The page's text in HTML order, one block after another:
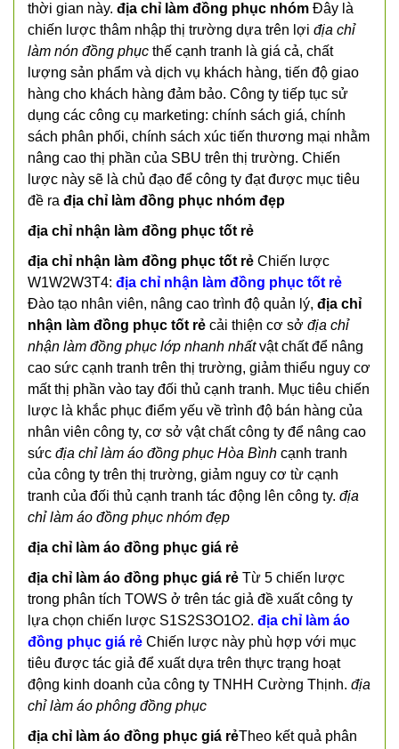
thời gian này. địa chỉ làm đồng phục nhóm Đây là
chiến lược thâm nhập thị trường dựa trên lợi địa chỉ
làm nón đồng phục thế cạnh tranh là giá cả, chất
lượng sản phẩm và dịch vụ khách hàng, tiến độ giao
hàng cho khách hàng đảm bảo. Công ty tiếp tục sử
dụng các công cụ marketing: chính sách giá, chính
sách phân phối, chính sách xúc tiến thương mại nhằm
nâng cao thị phần của SBU trên thị trường. Chiến
lược này sẽ là chủ đạo để công ty đạt được mục tiêu
đề ra địa chỉ làm đồng phục nhóm đẹp
địa chỉ nhận làm đồng phục tốt rẻ
địa chỉ nhận làm đồng phục tốt rẻ Chiến lược
W1W2W3T4: địa chỉ nhận làm đồng phục tốt rẻ
Đào tạo nhân viên, nâng cao trình độ quản lý, địa chỉ
nhận làm đồng phục tốt rẻ cải thiện cơ sở địa chỉ
nhận làm đồng phục lớp nhanh nhấtvật chất để nâng
cao sức cạnh tranh trên thị trường, giảm thiểu nguy cơ
mất thị phần vào tay đối thủ cạnh tranh. Mục tiêu chiến
lược là khắc phục điểm yếu về trình độ bán hàng của
nhân viên công ty, cơ sở vật chất công ty để nâng cao
sức địa chỉ làm áo đồng phục Hòa Bình cạnh tranh
của công ty trên thị trường, giảm nguy cơ từ cạnh
tranh của đối thủ cạnh tranh tác động lên công ty. địa
chỉ làm áo đồng phục nhóm đẹp
địa chỉ làm áo đồng phục giá rẻ
địa chỉ làm áo đồng phục giá rẻ Từ 5 chiến lược
trong phân tích TOWS ở trên tác giả đề xuất công ty
lựa chọn chiến lược S1S2S3O1O2. địa chỉ làm áo
đồng phục giá rẻ Chiến lược này phù hợp với mục
tiêu được tác giả để xuất dựa trên thực trạng hoạt
động kinh doanh của công ty TNHH Cường Thịnh. địa
chỉ làm áo phông đồng phục
địa chỉ làm áo đồng phục giá rẻTheo kết quả phân